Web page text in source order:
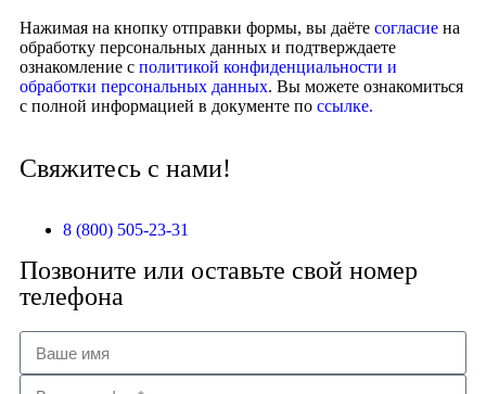
Нажимая на кнопку отправки формы, вы даёте согласие на
обработку персональных данных и подтверждаете
ознакомление с политикой конфиденциальности и
обработки персональных данных. Вы можете ознакомиться
с полной информацией в документе по ссылке.
Свяжитесь с нами!
8 (800) 505-23-31
Позвоните или оставьте свой номер
телефона